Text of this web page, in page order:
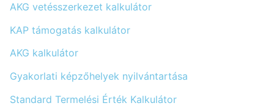
AKG vetésszerkezet kalkulátor
KAP támogatás kalkulátor
AKG kalkulátor
Gyakorlati képzőhelyek nyilvántartása
Standard Termelési Érték Kalkulátor